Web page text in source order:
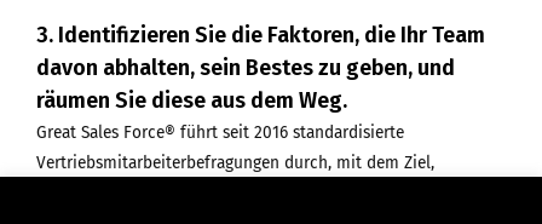
3. Identifizieren Sie die Faktoren, die Ihr Team
davon abhalten, sein Bestes zu geben, und
räumen Sie diese aus dem Weg.
Great Sales Force® führt seit 2016 standardisierte
Vertriebsmitarbeiterbefragungen durch, mit dem Ziel,